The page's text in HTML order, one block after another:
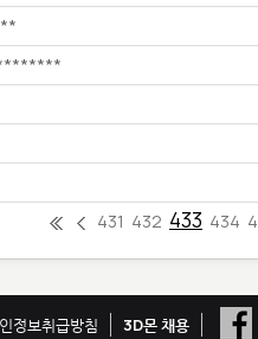
431 432 433 434
정보취급방침
3D몬 채용